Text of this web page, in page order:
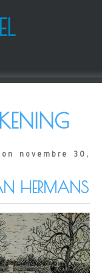
novembre 30,
HERMANS